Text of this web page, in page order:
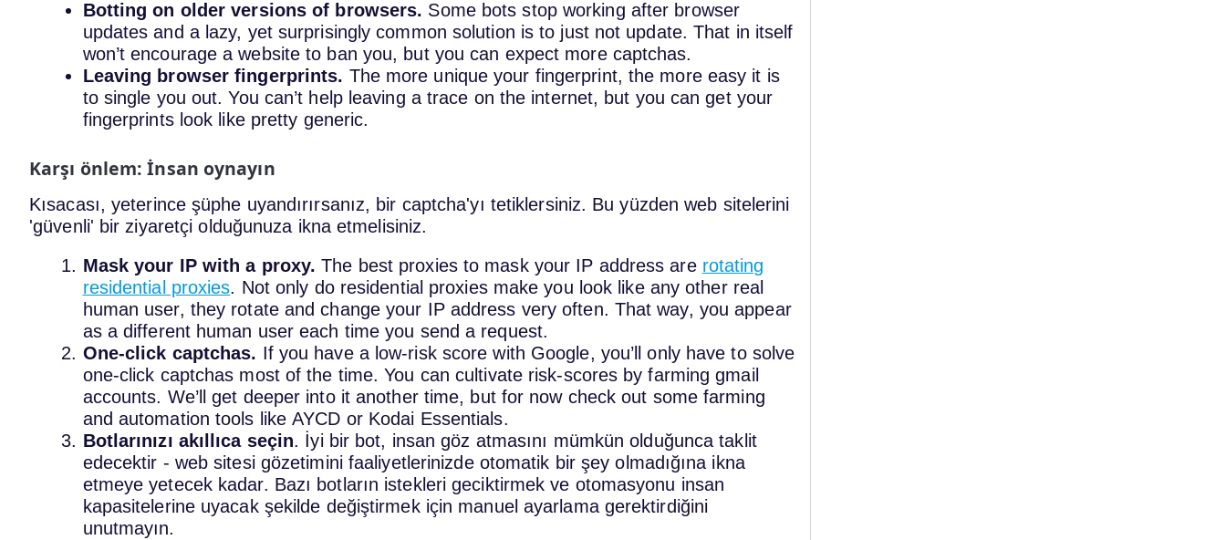
Botting on older versions of browsers. Some bots stop working after browser
updates and a lazy, yet surprisingly common solution is to just not update. That in itself
won’t encourage a website to ban you, but you can expect more captchas.
Leaving browser fingerprints. The more unique your fingerprint, the more easy it is
to single you out. You can’t help leaving a trace on the internet, but you can get your
fingerprints look like pretty generic.
Karşı önlem: İnsan oynayın
Kısacası, yeterince şüphe uyandırırsanız, bir captcha'yı tetiklersiniz. Bu yüzden web sitelerini
'güvenli' bir ziyaretçi olduğunuza ikna etmelisiniz.
Mask your IP with a proxy.The best proxies to mask your IP address are rotating
residential proxies. Not only do residential proxies make you look like any other real
human user, they rotate and change your IP address very often. That way, you appear
as a different human user each time you send a request.
One-click captchas. If you have a low-risk score with Google, you’ll only have to solve
one-click captchas most of the time. You can cultivate risk-scores by farming gmail
accounts. We’ll get deeper into it another time, but for now check out some farming
and automation tools like AYCD or Kodai Essentials.
Botlarınızı akıllıca seçin. İyi bir bot, insan göz atmasını mümkün olduğunca taklit
edecektir - web sitesi gözetimini faaliyetlerinizde otomatik bir şey olmadığına ikna
etmeye yetecek kadar. Bazı botların istekleri geciktirmek ve otomasyonu insan
kapasitelerine uyacak şekilde değiştirmek için manuel ayarlama gerektirdiğini
unutmayın.